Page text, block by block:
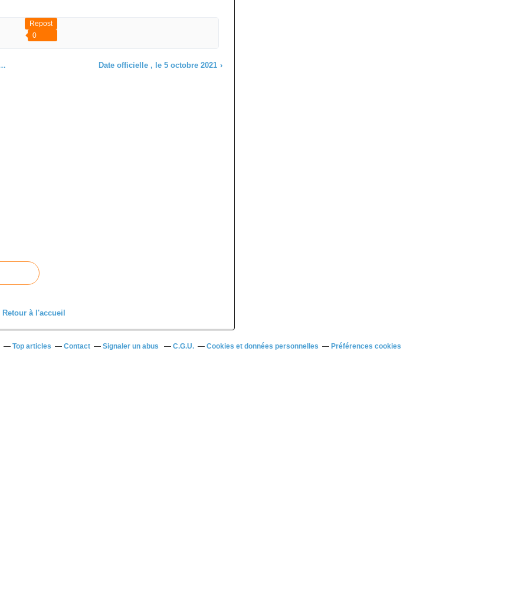
Repost
0
›
Date officielle , le 5 octobre 2021
Retour à l'accueil
Top articles Contact Signaler un abus C.G.U. Cookies et données personnelles Préférences cookies